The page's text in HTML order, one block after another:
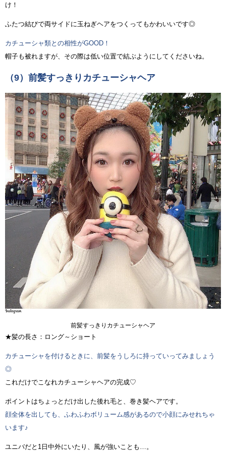
け！
ふたつ結びで両サイドに玉ねぎヘアをつくってもかわいいです◎
カチューシャ類との相性がGOOD！
帽子も被れますが、その際は低い位置で結ぶようにしてくださいね。
（9）前髪すっきりカチューシャヘア
前髪すっきりカチューシャヘア
★髪の長さ：ロング～ショート
カチューシャを付けるときに、前髪をうしろに持っていってみましょう
◎
これだけでこなれカチューシャヘアの完成♡
ポイントはちょっとだけ出した後れ毛と、巻き髪ヘアです。
顔全体を出しても、ふわふわボリューム感があるので小顔にみせれちゃ
います♪
ユニバだと1日中外にいたり、風が強いことも…。